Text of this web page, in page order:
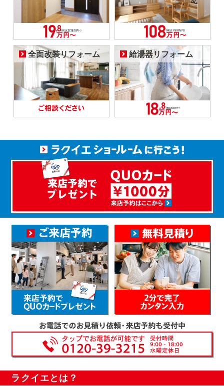
全面改装リフォーム 給湯器リフォーム
ラクイエとは？